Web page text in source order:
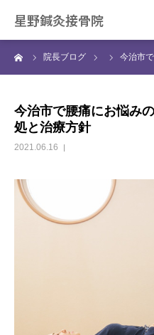
星野鍼灸接骨院
院長ブログ 今治市
今治市で腰痛にお悩み
処と治療方針
2021.06.16
ホーム
症状別の治療について
院長ブログ